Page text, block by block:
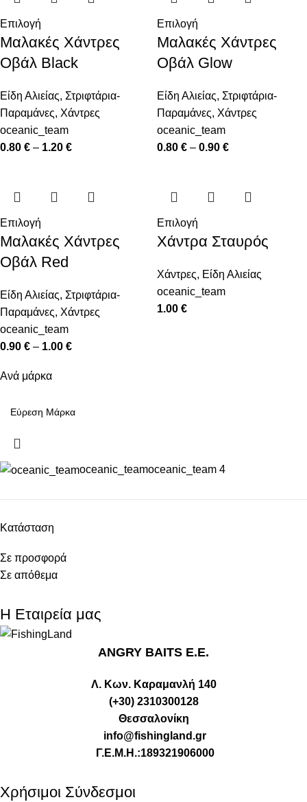
Ανά μάρκα
oceanic_teamoceanic_team 4
Κατάσταση
Σε προσφορά
Σε απόθεμα
Επιλογή
Μαλακές Χάντρες
Οβάλ Black
Είδη Αλιείας, Στριφτάρια-
Παραμάνες, Χάντρες
oceanic_team
0.80 € – 1.20 €
Επιλογή
Μαλακές Χάντρες
Οβάλ Glow
Είδη Αλιείας, Στριφτάρια-
Παραμάνες, Χάντρες
oceanic_team
0.80 € – 0.90 €
Επιλογή
Μαλακές Χάντρες
Οβάλ Red
Είδη Αλιείας, Στριφτάρια-
Παραμάνες, Χάντρες
oceanic_team
0.90 € – 1.00 €
Επιλογή
Χάντρα Σταυρός
Χάντρες, Είδη Αλιείας
oceanic_team
1.00 €
Η Εταιρεία μας
ANGRY BAITS Ε.Ε.
Λ. Κων. Καραμανλή 140
(+30) 2310300128
Θεσσαλονίκη
info@fishingland.gr
Γ.Ε.Μ.Η.:189321906000
Χρήσιμοι Σύνδεσμοι